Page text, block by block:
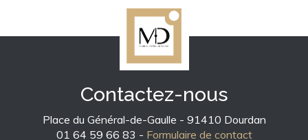
Contactez-nous
Place du Général-de-Gaulle - 91410 Dourdan
01 64 59 66 83 - Formulaire de contact